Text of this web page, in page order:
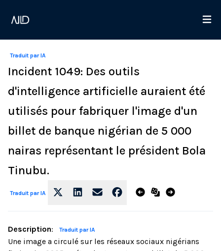
Traduit par IA
Incident 1049: Des outils
d'intelligence artificielle auraient été
utilisés pour fabriquer l'image d'un
billet de banque nigérian de 5 000
nairas représentant le président Bola
Tinubu.
Traduit par IA
Description: Traduit par IA
Une image a circulé sur les réseaux sociaux nigérians